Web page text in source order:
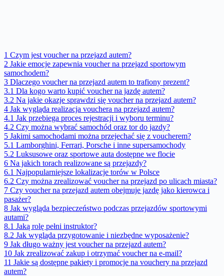
1 Czym jest voucher na przejazd autem?
2 Jakie emocje zapewnia voucher na przejazd sportowym
samochodem?
3 Dlaczego voucher na przejazd autem to trafiony prezent?
3.1 Dla kogo warto kupić voucher na jazdę autem?
3.2 Na jakie okazje sprawdzi się voucher na przejazd autem?
4 Jak wygląda realizacja vouchera na przejazd autem?
4.1 Jak przebiega proces rejestracji i wyboru terminu?
4.2 Czy można wybrać samochód oraz tor do jazdy?
5 Jakimi samochodami można przejechać się z voucherem?
5.1 Lamborghini, Ferrari, Porsche i inne supersamochody
5.2 Luksusowe oraz sportowe auta dostępne we flocie
6 Na jakich torach realizowane są przejazdy?
6.1 Najpopularniejsze lokalizacje torów w Polsce
6.2 Czy można zrealizować voucher na przejazd po ulicach miasta?
7 Czy voucher na przejazd autem obejmuje jazdę jako kierowca i
pasażer?
8 Jak wygląda bezpieczeństwo podczas przejazdów sportowymi
autami?
8.1 Jaką rolę pełni instruktor?
8.2 Jak wygląda przygotowanie i niezbędne wyposażenie?
9 Jak długo ważny jest voucher na przejazd autem?
10 Jak zrealizować zakup i otrzymać voucher na e-mail?
11 Jakie są dostępne pakiety i promocje na vouchery na przejazd
autem?